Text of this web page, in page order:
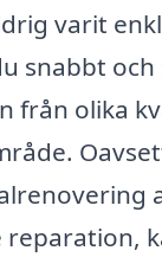
varit
snabbt och
från olika